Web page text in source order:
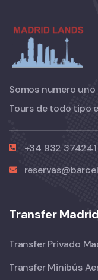
Somos numero
Tours de todo tipo
+34 932 374241
Transfer Madrid
Transfer Privado
Transfer Minibús